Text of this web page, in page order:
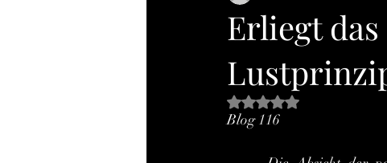
Erliegt
Mit NaN von 5 Sternen
Blog 116